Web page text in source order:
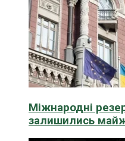
Міжнародні
залишились